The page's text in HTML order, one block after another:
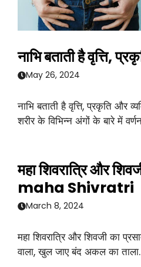
नाभि बताती है वृत्ति,
May 26, 2024
नाभि बताती है वृत्ति, प्रकृति और
शरीर के विभिन्न अंगों के बारे में
महा शिवरात्रि और
maha Shivratri
March 8, 2024
महा शिवरात्रि और शिवजी का
वाला, खुल जाए बंद अकल का